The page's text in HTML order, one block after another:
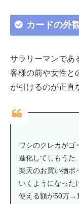
カードの外
サラリーマンであ
客様の前や女性と
が引けるのが正直
ワシのクレカがゴ
進化してしもうた…
楽天のお買い物ポ
いくようになった
使える額が50万